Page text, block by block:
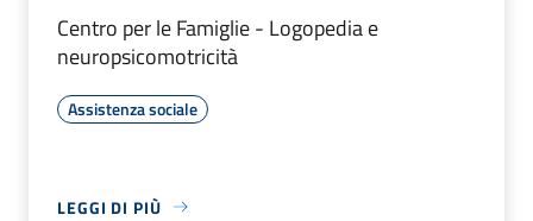
Centro per le Famiglie - Logopedia e
neuropsicomotricità
Assistenza sociale
LEGGI DI PIÙ